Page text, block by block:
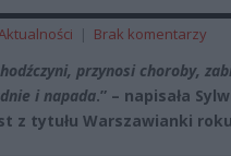
| Brak komentarzy
przynosi choroby,
i napada.” – napisała
z tytułu Warszawianki